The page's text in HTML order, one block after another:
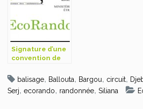
Signature d’une
convention de
ECORANDO
balisage, Ballouta, Bargou, circuit,
Serj, ecorando, randonnée, Siliana